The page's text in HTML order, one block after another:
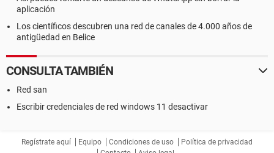
aplicación
Los científicos descubren una red de canales de 4.000 años de
antigüedad en Belice
CONSULTA TAMBIÉN
Red san
Escribir credenciales de red windows 11 desactivar
Regístrate aquí Equipo Condiciones de uso
Política de privacidad